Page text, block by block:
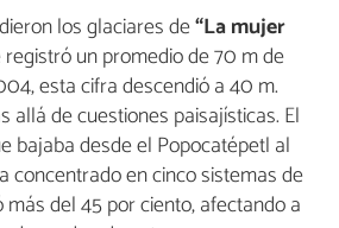
los glaciares de“La mujer
un promedio de 70 m de
esta cifra descendió a 40 m.
allá de cuestiones paisajísticas. El
bajaba desde el Popocatépetl al
concentrado en cinco sistemas de
del 45 por ciento, afectando a